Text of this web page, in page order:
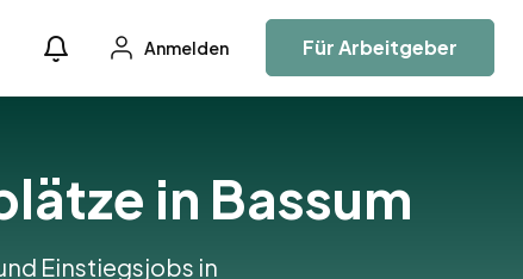
Anmelden Für Arbeitgeber
in Bassum
Einstiegsjobs in